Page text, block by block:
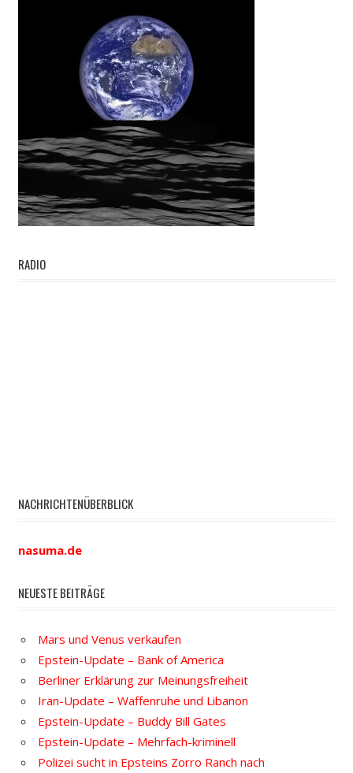
RADIO
NACHRICHTENÜBERBLICK
nasuma.de
NEUESTE BEITRÄGE
Mars und Venus verkaufen
Epstein-Update – Bank of America
Berliner Erklärung zur Meinungsfreiheit
Iran-Update – Waffenruhe und Libanon
Epstein-Update – Buddy Bill Gates
Epstein-Update – Mehrfach-kriminell
Polizei sucht in Epsteins Zorro Ranch nach